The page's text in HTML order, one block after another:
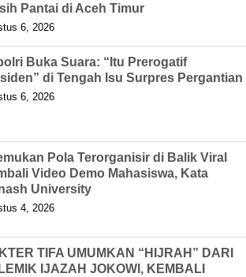
Pantai di Aceh Timur
6, 2026
Buka Suara: “Itu Prerogatif
di Tengah Isu Surpres Pergantian
6, 2026
Pola Terorganisir di Balik Viral
Video Demo Mahasiswa, Kata
University
4, 2026
TIFA UMUMKAN “HIJRAH” DARI
IJAZAH JOKOWI, KEMBALI